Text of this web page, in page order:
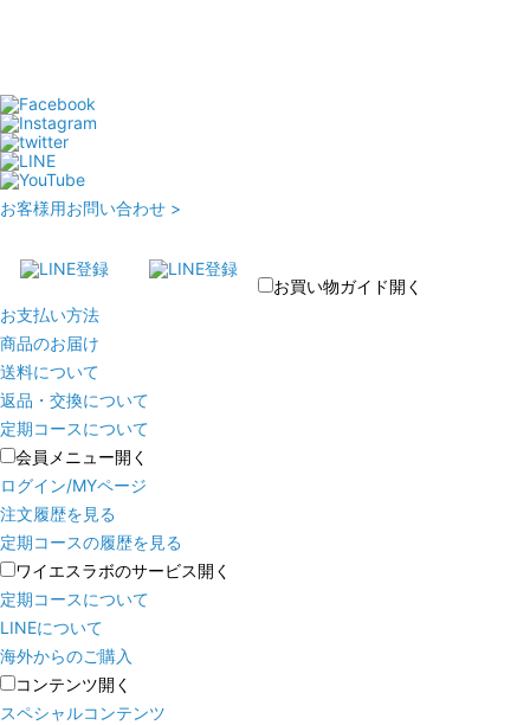
お客様用お問い合わせ >
お買い物ガイド開く
お支払い方法
商品のお届け
送料について
返品・交換について
定期コースについて
会員メニュー開く
ログイン/MYページ
注文履歴を見る
定期コースの履歴を見る
ワイエスラボのサービス開く
定期コースについて
LINEについて
海外からのご購入
コンテンツ開く
スペシャルコンテンツ